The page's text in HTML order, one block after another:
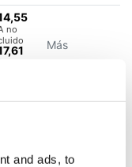
and ads, to
no
Más
order